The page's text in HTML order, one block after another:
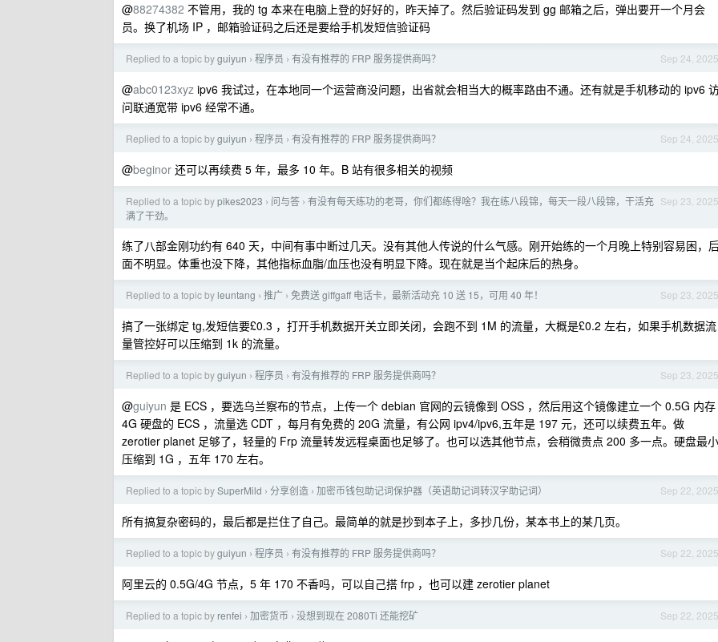
@88274382 不管用，我的 tg 本来在电脑上登的好好的，昨天掉了。然后验证码发到 gg 邮箱之后，弹出要开一个月会
员。换了机场 IP ，邮箱验证码之后还是要给手机发短信验证码
Sep 24, 2025
Replied to a topic byguiyun › 程序员 › 有没有推荐的 FRP 服务提供商吗？
@abc0123xyz ipv6 我试过，在本地同一个运营商没问题，出省就会相当大的概率路由不通。还有就是手机移动的 ipv6
问联通宽带 ipv6 经常不通。
Sep 24, 2025
Replied to a topic byguiyun › 程序员 › 有没有推荐的 FRP 服务提供商吗？
@beginor 还可以再续费 5 年，最多 10 年。B 站有很多相关的视频
Sep 23, 2025
Replied to a topic bypikes2023 › 问与答 › 有没有每天练功的老哥，你们都练得啥？我在练八段锦，每天一段八段锦，干活充
满了干劲。
练了八部金刚功约有 640 天，中间有事中断过几天。没有其他人传说的什么气感。刚开始练的一个月晚上特别容易困，
面不明显。体重也没下降，其他指标血脂/血压也没有明显下降。现在就是当个起床后的热身。
Sep 23, 2025
Replied to a topic by leuntang › 推广 › 免费送 giffgaff 电话卡，最新活动充 10 送 15，可用 40 年！
搞了一张绑定 tg,发短信要£0.3 ，打开手机数据开关立即关闭，会跑不到 1M 的流量，大概是£0.2 左右，如果手机数据流
量管控好可以压缩到 1k 的流量。
Sep 23, 2025
Replied to a topic byguiyun › 程序员 › 有没有推荐的 FRP 服务提供商吗？
@guiyun 是 ECS ，要选乌兰察布的节点，上传一个 debian 官网的云镜像到 OSS ，然后用这个镜像建立一个 0.5G 内存
4G 硬盘的 ECS ，流量选 CDT ，每月有免费的 20G 流量，有公网 ipv4/ipv6,五年是 197 元，还可以续费五年。做
zerotier planet 足够了，轻量的 Frp 流量转发远程桌面也足够了。也可以选其他节点，会稍微贵点 200 多一点。硬盘最小
压缩到 1G ，五年 170 左右。
Sep 22, 2025
Replied to a topic bySuperMild › 分享创造 › 加密币钱包助记词保护器（英语助记词转汉字助记词）
所有搞复杂密码的，最后都是拦住了自己。最简单的就是抄到本子上，多抄几份，某本书上的某几页。
Sep 22, 2025
Replied to a topic byguiyun › 程序员 › 有没有推荐的 FRP 服务提供商吗？
阿里云的 0.5G/4G 节点，5 年 170 不香吗，可以自己搭 frp ，也可以建 zerotier planet
Sep 22, 2025
Replied to a topic by renfei › 加密货币 › 没想到现在 2080Ti 还能挖矿